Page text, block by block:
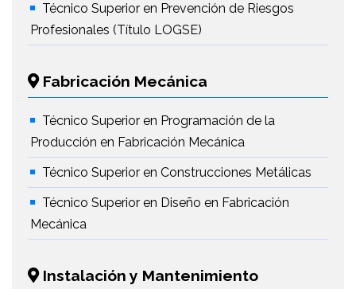
Técnico Superior en Prevención de Riesgos
Profesionales (Título LOGSE)
Fabricación Mecánica
Técnico Superior en Programación de la
Producción en Fabricación Mecánica
Técnico Superior en Construcciones Metálicas
Técnico Superior en Diseño en Fabricación
Mecánica
Instalación y Mantenimiento